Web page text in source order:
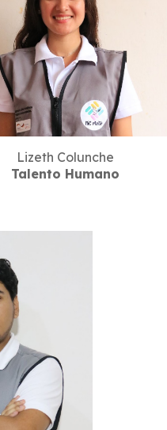
Lizeth Colunche
Talento Humano